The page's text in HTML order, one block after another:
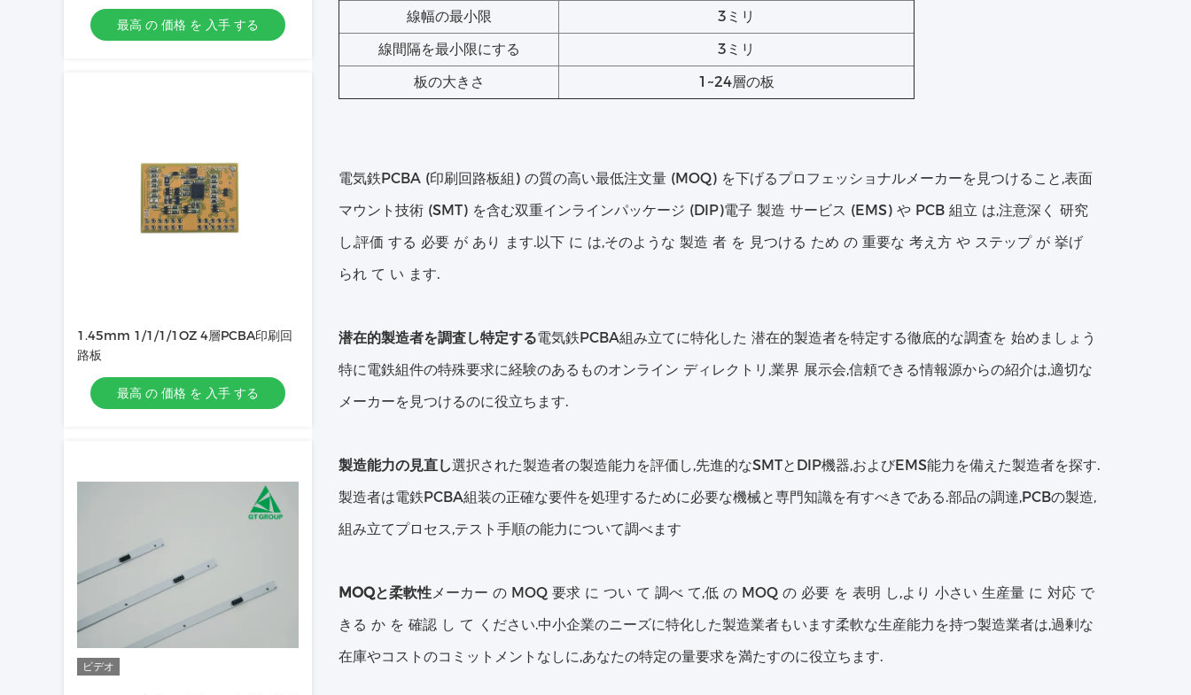
最高 の 価格 を 入手 する
1.45mm 1/1/1/1OZ 4層PCBA印刷回
路板
最高 の 価格 を 入手 する
ビデオ
線幅の最小限
3ミリ
線間隔を最小限にする
3ミリ
板の大きさ
1~24層の板
電気鉄PCBA (印刷回路板組) の質の高い最低注文量 (MOQ) を下げるプロフェッショナルメーカーを見つけること,表面
マウント技術 (SMT) を含む双重インラインパッケージ (DIP)電子 製造 サービス (EMS) や PCB 組立 は,注意深く 研究
し,評価 する 必要 が あり ます.以下 に は,そのような 製造 者 を 見つける ため の 重要な 考え方 や ステップ が 挙げ
られ て い ます.
潜在的製造者を調査し特定する電気鉄PCBA組み立てに特化した 潜在的製造者を特定する徹底的な調査を 始めましょう
特に電鉄組件の特殊要求に経験のあるものオンライン ディレクトリ,業界 展示会,信頼できる情報源からの紹介は,適切な
メーカーを見つけるのに役立ちます.
製造能力の見直し選択された製造者の製造能力を評価し,先進的なSMTとDIP機器,およびEMS能力を備えた製造者を探す.
製造者は電鉄PCBA組装の正確な要件を処理するために必要な機械と専門知識を有すべきである.部品の調達,PCBの製造,
組み立てプロセス,テスト手順の能力について調べます
MOQと柔軟性メーカー の MOQ 要求 に つい て 調べ て,低 の MOQ の 必要 を 表明 し,より 小さい 生産量 に 対応 で
きる か を 確認 し て ください.中小企業のニーズに特化した製造業者もいます柔軟な生産能力を持つ製造業者は,過剰な
在庫やコストのコミットメントなしに,あなたの特定の量要求を満たすのに役立ちます.